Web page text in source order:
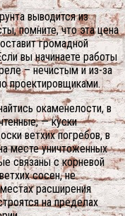
выводится из
помните, что эта цена
громадной
вы начинаете работы
– нечистым и из-за
проектировщиками.
окаменелости, в
— куски
ветхих погребов, в
месте уничтоженных
связаны с корневой
сосен, не
расширения
на пределах